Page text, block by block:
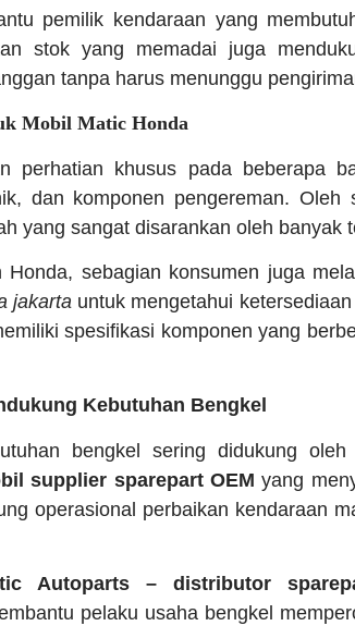
pemilik kendaraan yang
stok yang memadai juga
tanpa harus menunggu
Mobil Matic Honda
perhatian khusus pada beberapa
dan komponen pengereman. Oleh
yang sangat disarankan oleh banyak
Honda, sebagian konsumen juga
jakartauntuk mengetahui
spesifikasi komponen yang
Kebutuhan Bengkel
bengkel sering didukung oleh
supplier sparepart OEM yang
operasional perbaikan kendaraan
Autoparts – distributor
pelaku usaha bengkel